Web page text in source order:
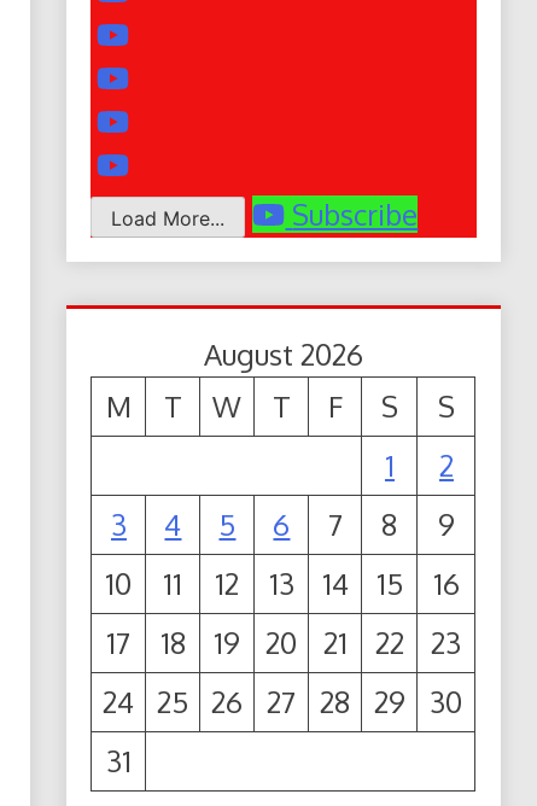
Load More... Subscribe
August 2026
M
T W T F S
S
1
2
3
4 5 6 7 8
9
10
11 12 13 14 15
16
17
18 19 20 21 22
23
24
25 26 27 28 29
30
31